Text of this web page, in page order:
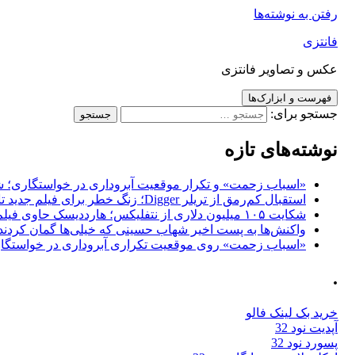
رفتن به نوشته‌ها
فانتزی
عکس و تصاویر فانتزی
فهرست و ابزارک‌ها
جستجو برای:
نوشته‌های تازه
«اسباب زحمت» و تکرار موقعیت آبروداری در خواستگاری؛ شباهت به
استقبال کم‌رمق از تریلر Digger؛ زنگ خطر برای فیلم جدید تام کروز و برادران وارنر
شکایت ۱۰۵ میلیون دلاری از نتفلیکس؛ هارددیسک حاوی فیلم جدید نیکلاس کیج به سرقت رفت
واکنش‌ها به پست اخیر شهاب حسینی که خیلی‌ها گمان
«اسباب زحمت» روی موقعیت تکراری آبروداری در خواستگاری دست
.
خرید بک لینک فالو
آپدیت نود 32
پسورد نود 32